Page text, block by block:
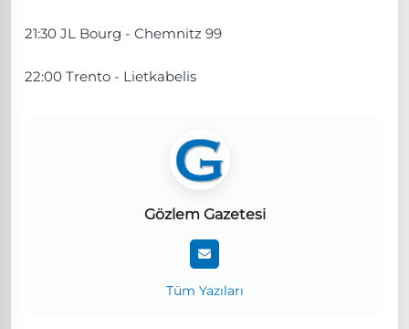
21:30 JL Bourg - Chemnitz 99
22:00 Trento - Lietkabelis
Gözlem Gazetesi
Tüm Yazıları